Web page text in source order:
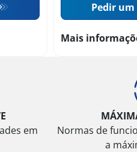
Pedir
Mais
em
Normas de
a